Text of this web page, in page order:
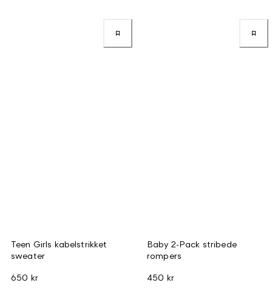
Teen Girls kabelstrikket
sweater
650 kr
Baby 2-Pack stribede
rompers
450 kr